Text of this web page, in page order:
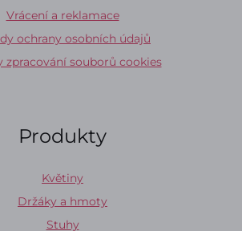
Vrácení a reklamace
ochrany osobních údajů
zpracování souborů cookies
Produkty
Květiny
Držáky a hmoty
Stuhy